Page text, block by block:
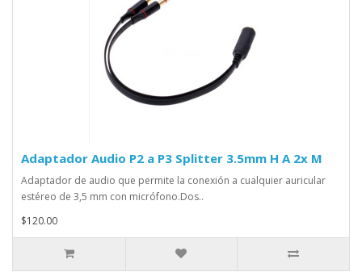
Adaptador Audio P2 a P3 Splitter 3.5mm H A 2x M
Adaptador de audio que permite la conexión a cualquier auricular
estéreo de 3,5 mm con micrófono.Dos..
$120.00